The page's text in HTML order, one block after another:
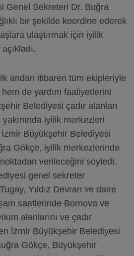
Genel Sekreteri Dr. Buğra
bir şekilde koordine ederek
ulaştırmak için iyilik
andan itibaren tüm ekipleriyle
de yardım faaliyetlerini
Belediyesi çadır alanları
iyilik merkezleri
İzmir Büyükşehir Belediyesi
Gökçe, iyilik merkezlerinde
verileceğini söyledi.
genel sekreter
Yıldız Devran ve daire
saatlerinde Bornova ve
alanlarını ve çadır
İzmir Büyükşehir Belediyesi
Gökçe, Büyükşehir